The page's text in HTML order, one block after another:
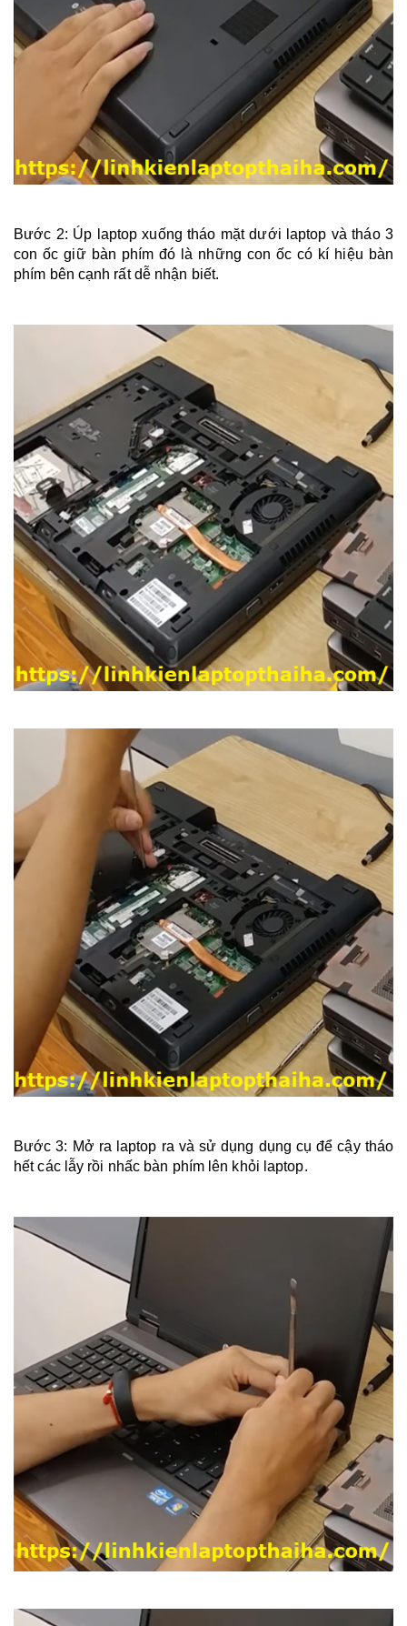
Bước 2: Úp laptop xuống tháo mặt dưới laptop và tháo 3
con ốc giữ bàn phím đó là những con ốc có kí hiệu bàn
phím bên cạnh rất dễ nhận biết.
Bước 3: Mở ra laptop ra và sử dụng dụng cụ để cậy tháo
hết các lẫy rồi nhấc bàn phím lên khỏi laptop.